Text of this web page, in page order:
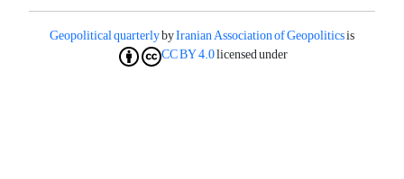
Geopolitical quarterlybyIranian Association of Geopoliticsis
licensed under
CC BY 4.0